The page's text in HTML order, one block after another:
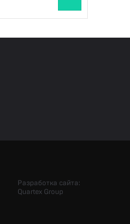
Разработка сайта:
Quartex Group